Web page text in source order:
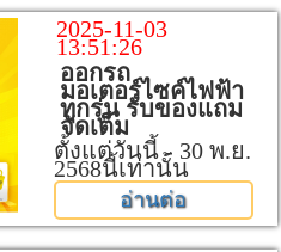
2025-11-03
13:51:26
ออกรถ
มอเตอร์ไซค์ไฟฟ้า
ทุกรุ่น รับของแถม
จัดเต็ม
ตั้งแต่วันนี้ - 30 พ.ย.
2568นี้เท่านั้น
อ่านต่อ